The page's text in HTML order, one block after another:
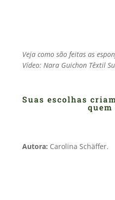
Veja como são feitas as
Vídeo: Nara Guichon Têxtil
Suas escolhas
quem
Autora: Carolina Schäffer.